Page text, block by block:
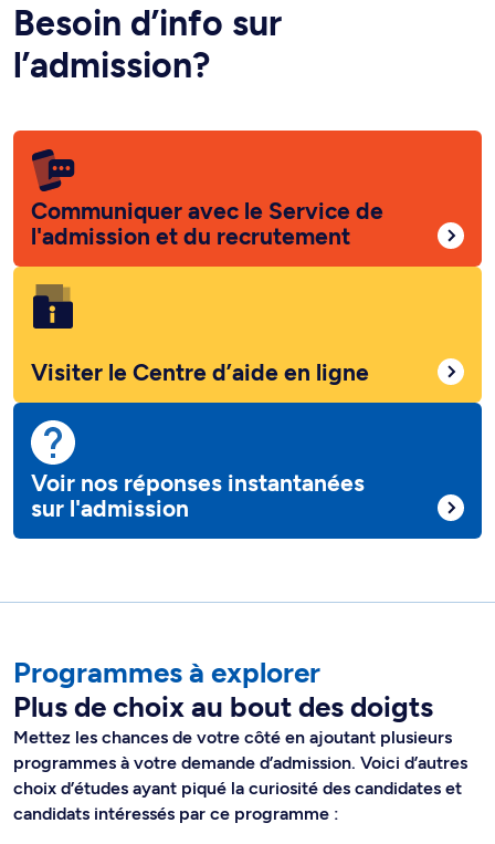
Besoin d’info sur
l’admission?
Communiquer avec le Service de
l'admission et du recrutement
Visiter le Centre d’aide en ligne
Voir nos réponses instantanées
sur l'admission
Programmes à explorer
Plus de choix au bout des doigts
Mettez les chances de votre côté en ajoutant plusieurs
programmes à votre demande d’admission. Voici d’autres
choix d’études ayant piqué la curiosité des candidates et
candidats intéressés par ce programme :